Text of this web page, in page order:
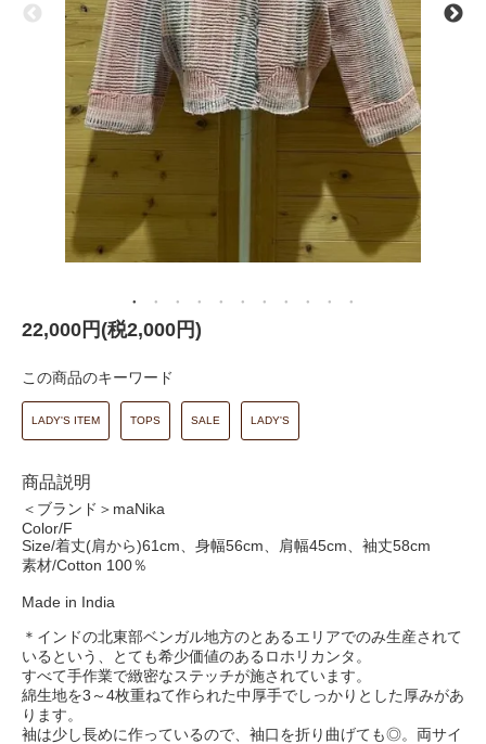
22,000円(税2,000円)
この商品のキーワード
LADY'S ITEM TOPS SALE LADY'S
商品説明
＜ブランド＞maNika
Color/F
Size/着丈(肩から)61cm、身幅56cm、肩幅45cm、袖丈58cm
素材/Cotton 100％
Made in India
＊インドの北東部ベンガル地方のとあるエリアでのみ生産されて
いるという、とても希少価値のあるロホリカンタ。
すべて手作業で緻密なステッチが施されています。
綿生地を3～4枚重ねて作られた中厚手でしっかりとした厚みがあ
ります。
袖は少し長めに作っているので、袖口を折り曲げても◎。両サイ